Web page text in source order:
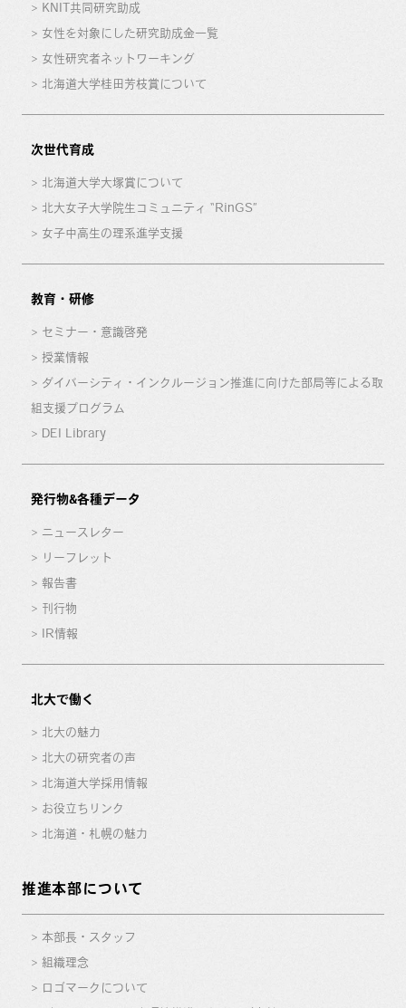
KNIT共同研究助成
女性を対象にした研究助成金一覧
女性研究者ネットワーキング
北海道大学桂田芳枝賞について
次世代育成
北海道大学大塚賞について
北大女子大学院生コミュニティ “RinGS”
女子中高生の理系進学支援
教育・研修
セミナー・意識啓発
授業情報
ダイバーシティ・インクルージョン推進に向けた部局等による取
組支援プログラム
DEI Library
発行物&各種データ
ニュースレター
リーフレット
報告書
刊行物
IR情報
北大で働く
北大の魅力
北大の研究者の声
北海道大学採用情報
お役立ちリンク
北海道・札幌の魅力
推進本部について
本部長・スタッフ
組織理念
ロゴマークについて